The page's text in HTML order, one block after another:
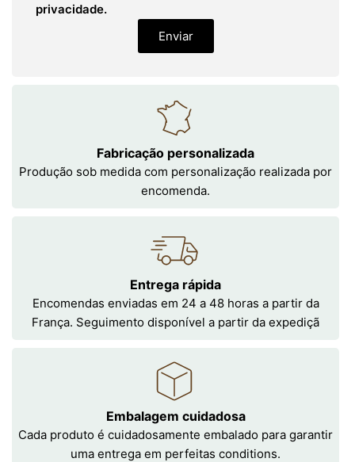
privacidade.
Enviar
Fabricação personalizada
Produção sob medida com personalização realizada por
encomenda.
Entrega rápida
Encomendas enviadas em 24 a 48 horas a partir da
França. Seguimento disponível a partir da expediçã
Embalagem cuidadosa
Cada produto é cuidadosamente embalado para garantir
uma entrega em perfeitas conditions.